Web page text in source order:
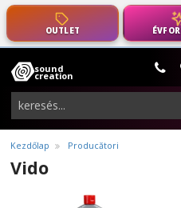
OUTLET
sound
creation
hangszerek,
pro-
audio
felszerelés
Kezdőlap Producători
Vido
Karbantartási